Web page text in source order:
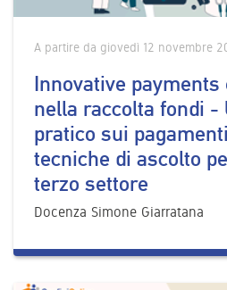
A partire da giovedì 12 novembre
Innovative payments
nella raccolta fondi -
pratico sui
tecniche di ascolto
terzo settore
Docenza Simone Giarratana